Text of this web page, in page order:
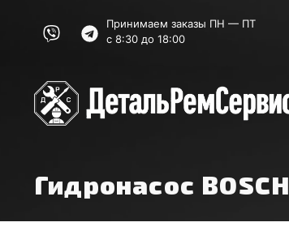
Принимаем заказы ПН — ПТ
с 8:30 до 18:00
Гидронасос